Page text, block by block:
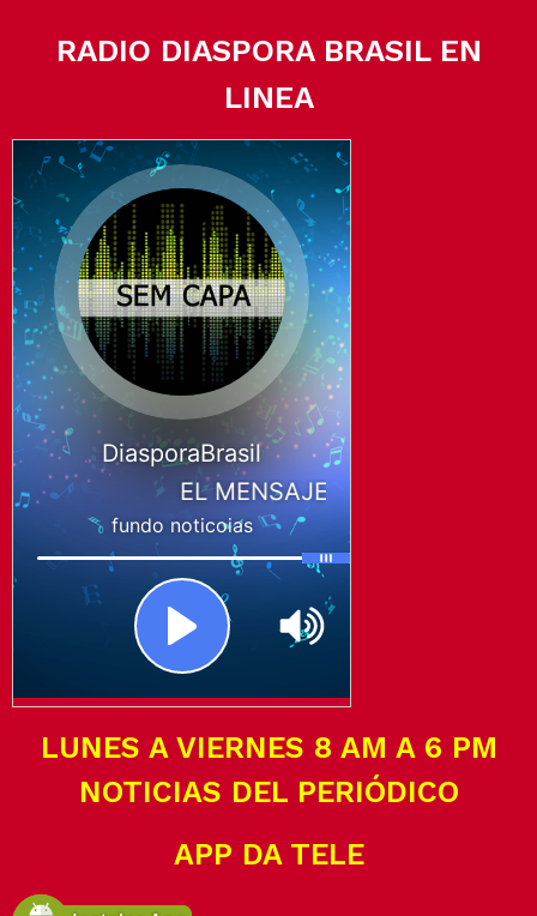
RADIO DIASPORA BRASIL EN
LINEA
LUNES A VIERNES 8 AM A 6 PM
NOTICIAS DEL PERIÓDICO
APP DA TELE